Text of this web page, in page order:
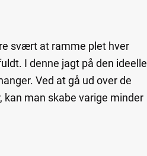
svært at ramme plet hver
I denne jagt på den ideelle
Ved at gå ud over de
man skabe varige minder